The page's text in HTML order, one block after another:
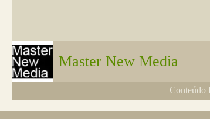
Master New Media
Conteúdo